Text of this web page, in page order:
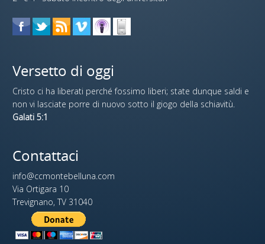
Versetto di oggi
Cristo ci ha liberati perché fossimo liberi; state dunque saldi e
non vi lasciate porre di nuovo sotto il giogo della schiavitù.
Galati 5:1
Contattaci
info@ccmontebelluna.com
Via Ortigara 10
Trevignano, TV 31040